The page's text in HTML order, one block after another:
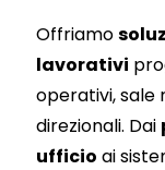
Offriamo
lavorativi
operativi, sale
direzionali. Dai
ufficio ai